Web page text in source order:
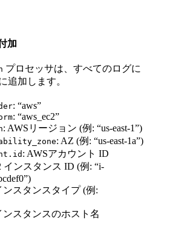
加
プロセッサは、すべてのログに
追加します。
: “aws”
: “aws_ec2”
: AWSリージョン (例: “us-east-1”)
: AZ (例: “us-east-1a”)
: AWSアカウント ID
インスタンス ID (例: “i-
ンスタンスタイプ (例:
ンスタンスのホスト名